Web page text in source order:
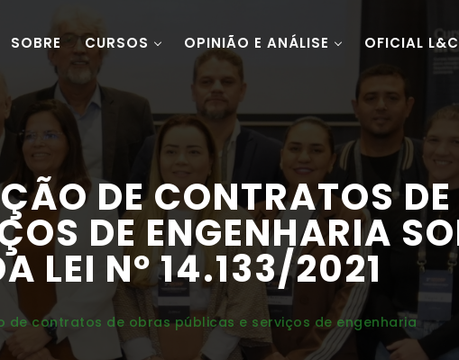
SOBRE CURSOS OPINIÃO E ANÁLISE OFICIAL L&C
DE CONTRATOS
DE ENGENHARIA
LEI Nº 14.133/2021
de contratos de obras públicas e serviços de engenharia